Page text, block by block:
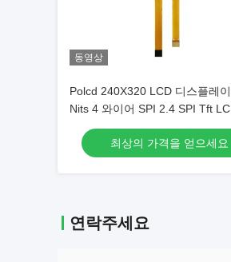
동영상
Polcd 240X320 LCD 디스플레
Nits 4 와이어 SPI 2.4 SPI Tft
플레이
최상의 가격을 얻으세요
연락주세요